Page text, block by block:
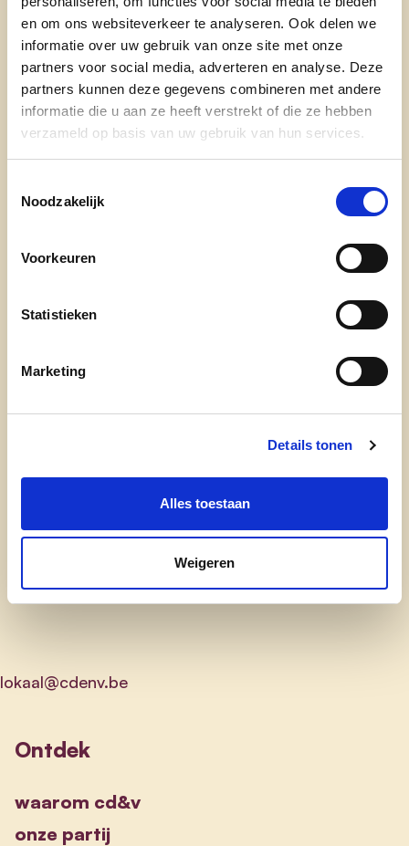
en om ons websiteverkeer te analyseren. Ook delen we
informatie over uw gebruik van onze site met onze
partners voor social media, adverteren en analyse. Deze
partners kunnen deze gegevens combineren met andere
informatie die u aan ze heeft verstrekt of die ze hebben
verzameld op basis van uw gebruik van hun services.
Noodzakelijk
Voorkeuren
Statistieken
Marketing
Details tonen
Alles toestaan
Weigeren
Hettreinstation van Brussel-Noord
bevindt zich op wandelafstand van Tour &
Taxis. Elke
10 minuten
rijdt er een
shuttledienstheen en weer van het
station Brussel-Noord (onder het station)
naar de locatie van Tour & Taxis.
Metro
emissiezone. Controleer op
lez.brusselsof
parkings zijn betalend hebben een kostprijs
Parking 'Esplanade' - Havenlaan 88 of
Parking 'Park lane' - Picardstraat 13, 1000
Brussel
lokaal@cdenv.be
Ontdek
waarom cd&v
onze partij